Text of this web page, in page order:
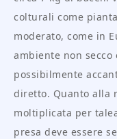
colturali come
moderato, come in
ambiente non secco
possibilmente
diretto. Quanto alla
moltiplicata per
presa deve essere